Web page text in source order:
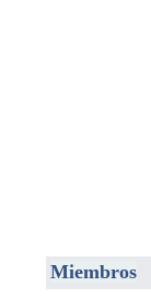
Miembros